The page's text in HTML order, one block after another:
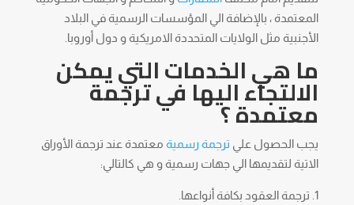
المعتمدة ، بالإضافة الي المؤسسات الرسمية في البلاد
الأجنبية مثل الولايات المتحددة الامريكية و دول أوروبا.
ما هي الخدمات التي يمكن
الالتجاء اليها في ترجمة
معتمدة ؟
يجب الحصول علي ترجمة رسميةمعتمدة عند ترجمة الأوراق
الاتية لتقديمها الي جهات رسمية و هي كالتالي:
ترجمة العقود بكافة أنواعها.